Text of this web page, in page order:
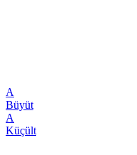
A
Büyüt
A
Küçült